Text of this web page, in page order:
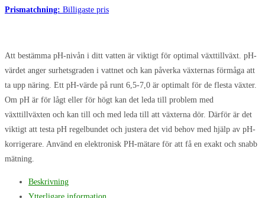
buffer
Prismatchning: Billigaste pris
Att bestämma pH-nivån i ditt vatten är viktigt för optimal växttillväxt. pH-
värdet anger surhetsgraden i vattnet och kan påverka växternas förmåga att
ta upp näring. Ett pH-värde på runt 6,5-7,0 är optimalt för de flesta växter.
Om pH är för lågt eller för högt kan det leda till problem med
växttillväxten och kan till och med leda till att växterna dör. Därför är det
viktigt att testa pH regelbundet och justera det vid behov med hjälp av pH-
korrigerare. Använd en elektronisk PH-mätare för att få en exakt och snabb
mätning.
Beskrivning